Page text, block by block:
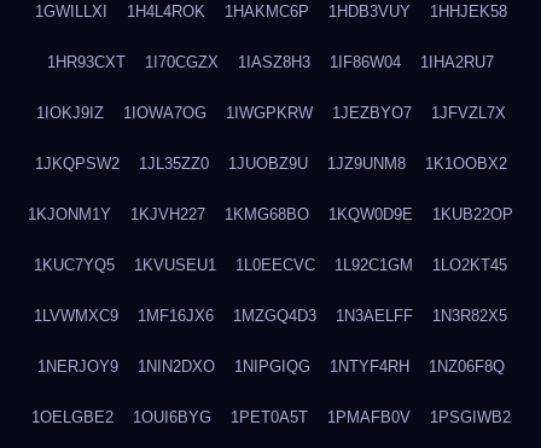
1GWILLXI 1H4L4ROK 1HAKMC6P 1HDB3VUY 1HHJEK58
1HR93CXT 1I70CGZX 1IASZ8H3 1IF86W04 1IHA2RU7
1IOKJ9IZ 1IOWA7OG 1IWGPKRW 1JEZBYO7 1JFVZL7X
1JKQPSW2 1JL35ZZ0 1JUOBZ9U 1JZ9UNM8 1K1OOBX2
1KJONM1Y 1KJVH227 1KMG68BO 1KQW0D9E 1KUB22OP
1KUC7YQ5 1KVUSEU1 1L0EECVC 1L92C1GM 1LO2KT45
1LVWMXC9 1MF16JX6 1MZGQ4D3 1N3AELFF 1N3R82X5
1NERJOY9 1NIN2DXO 1NIPGIQG 1NTYF4RH 1NZ06F8Q
1OELGBE2 1OUI6BYG 1PET0A5T 1PMAFB0V 1PSGIWB2